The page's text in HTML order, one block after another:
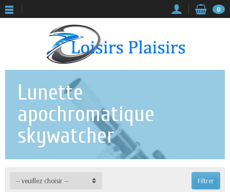
0
Lunette
apochromatique
skywatcher
Filtrer
-- veuillez choisir --